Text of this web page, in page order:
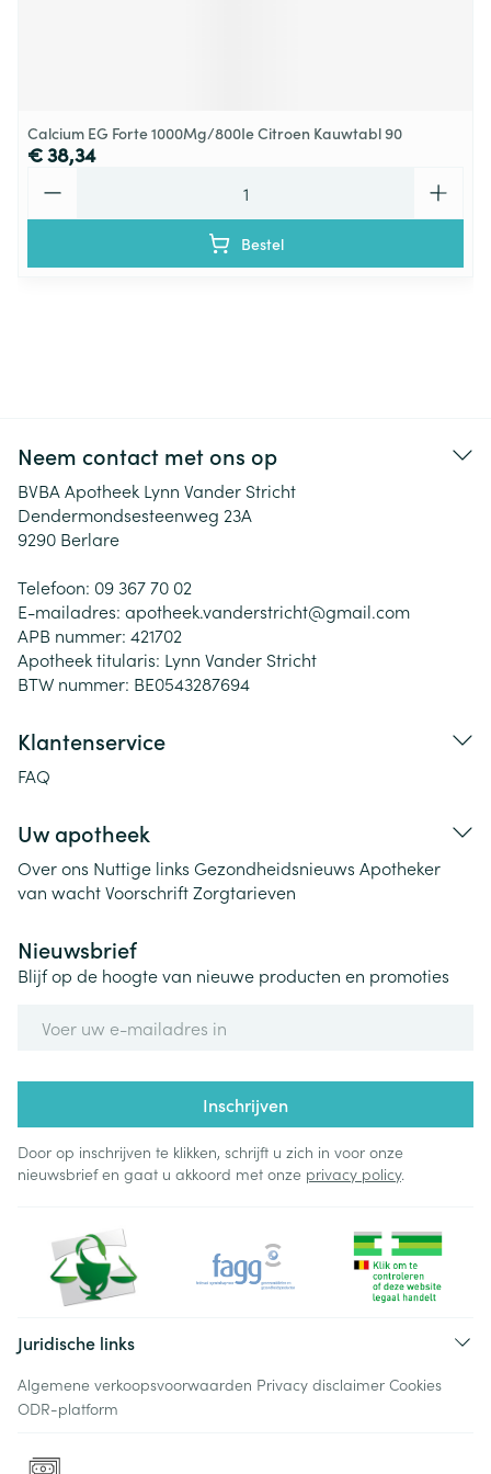
Calcium EG Forte 1000Mg/800Ie Citroen Kauwtabl 90
€ 38,34
Bestel
Neem contact met ons op
BVBA Apotheek Lynn Vander Stricht
Dendermondsesteenweg 23A
9290 Berlare
Telefoon: 09 367 70 02
E-mailadres: apotheek.vanderstricht@gmail.com
APB nummer: 421702
Apotheek titularis: Lynn Vander Stricht
BTW nummer: BE0543287694
Klantenservice
FAQ
Uw apotheek
Over ons Nuttige links Gezondheidsnieuws Apotheker
van wachtVoorschriftZorgtarieven
Nieuwsbrief
Blijf op de hoogte van nieuwe producten en promoties
Inschrijven
Door op inschrijven te klikken, schrijft u zich in voor onze
nieuwsbrief en gaat u akkoord met onze privacy policy.
Juridische links
Algemene verkoopsvoorwaarden Privacy disclaimer Cookies
ODR-platform